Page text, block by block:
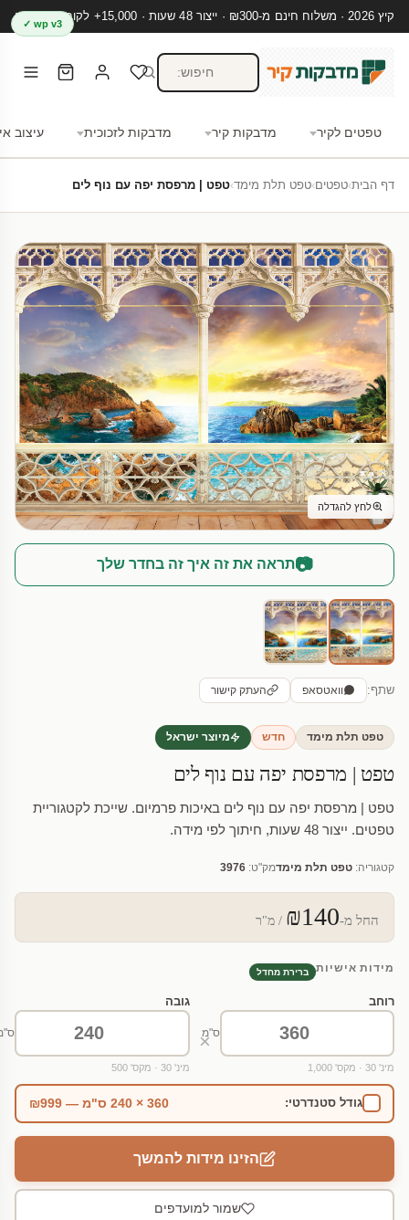
קיץ 2026 · משלוח חינם מ-₪300 · ייצור 48 שעות · 15,000+ לקוחות מרוצים
טפטים לקיר מדבקות קיר מדבקות לזכוכית עיצוב
wp v3 ✓
דף הבית›טפטים›טפט תלת מימד›טפט | מרפסת יפה עם נוף לים
לחץ להגדלה
📷תראה את זה איך זה בחדר שלך
שתף: וואטסאפ העתק קישור
טפט תלת מימד חדש מיוצר ישראל
טפט | מרפסת יפה עם נוף לים
טפט | מרפסת יפה עם נוף לים באיכות פרמיום. שייכת לקטגוריית
טפטים. ייצור 48 שעות, חיתוך לפי מידה.
קטגוריה: טפט תלת מימדמק"ט: 3976
החל מ-₪140 / מ"ר
מידות אישיות ברירת מחדל
רוחב
ס"מ
מינ' 30 · מקס' 1,000
×
גובה
מינ' 30 · מקס' 500
גודל סטנדרטי: 360 × 240 ס"מ — ₪999
הזינו מידות להמשך
שמור למועדפים